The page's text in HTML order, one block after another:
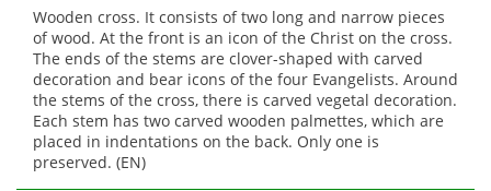
Wooden cross. It consists of two long and narrow pieces
of wood. At the front is an icon of the Christ on the cross.
The ends of the stems are clover-shaped with carved
decoration and bear icons of the four Evangelists. Around
the stems of the cross, there is carved vegetal decoration.
Each stem has two carved wooden palmettes, which are
placed in indentations on the back. Only one is
preserved. (EN)